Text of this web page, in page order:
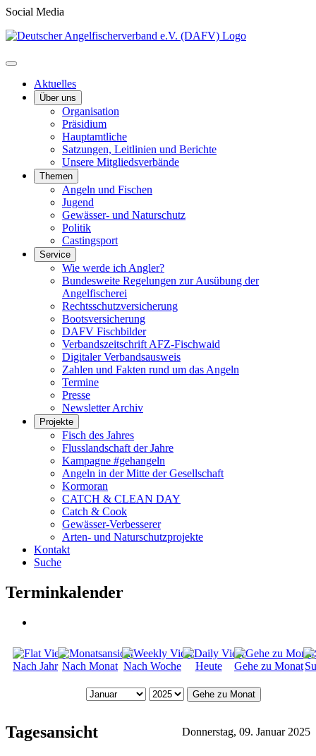
Social Media
Aktuelles
Über uns
Organisation
Präsidium
Hauptamtliche
Satzungen, Leitlinien und Berichte
Unsere Mitgliedsverbände
Themen
Angeln und Fischen
Jugend
Gewässer- und Naturschutz
Politik
Castingsport
Service
Wie werde ich Angler?
Bundesweite Regelungen zur Ausübung der
Angelfischerei
Rechtsschutzversicherung
Bootsversicherung
DAFV Fischbilder
Verbandszeitschrift AFZ-Fischwaid
Digitaler Verbandsausweis
Zahlen und Fakten rund um das Angeln
Termine
Presse
Newsletter Archiv
Projekte
Fisch des Jahres
Flusslandschaft der Jahre
Kampagne #gehangeln
Angeln in der Mitte der Gesellschaft
Kormoran
CATCH & CLEAN DAY
Catch & Cook
Gewässer-Verbesserer
Arten- und Naturschutzprojekte
Kontakt
Suche
Terminkalender
Nach Jahr Nach Monat Nach Woche Heute Gehe zu Monat
Gehe zu Monat
Tagesansicht Donnerstag, 09. Januar 2025